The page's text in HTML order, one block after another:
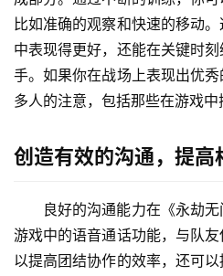
比如准确的观察和快速的移动
中表现得更好，还能在关键时
手。如果你在战场上表现出优
多人的注意，包括那些在游戏中
创造有效的沟通，提高
良好的沟通能力在《永劫
游戏中的语音通话功能，与队
以提高团结协作的效率，还可以